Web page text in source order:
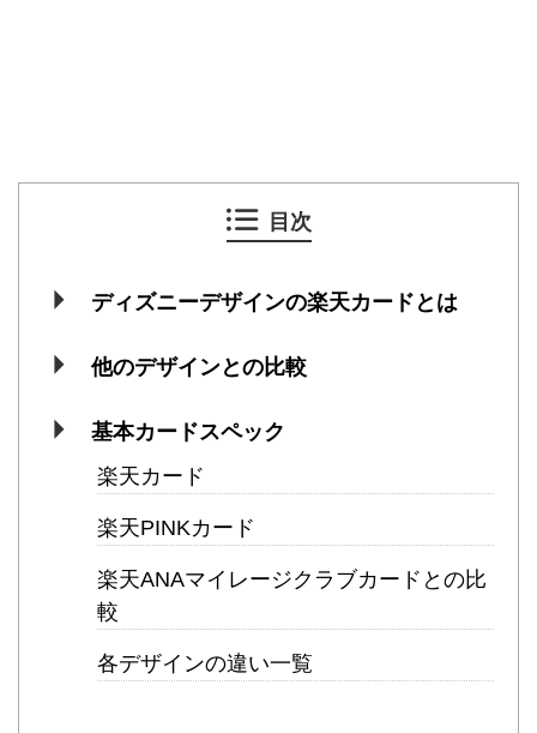
目次
ディズニーデザインの楽天カードとは
他のデザインとの比較
基本カードスペック
楽天カード
楽天PINKカード
楽天ANAマイレージクラブカードとの比
較
各デザインの違い一覧